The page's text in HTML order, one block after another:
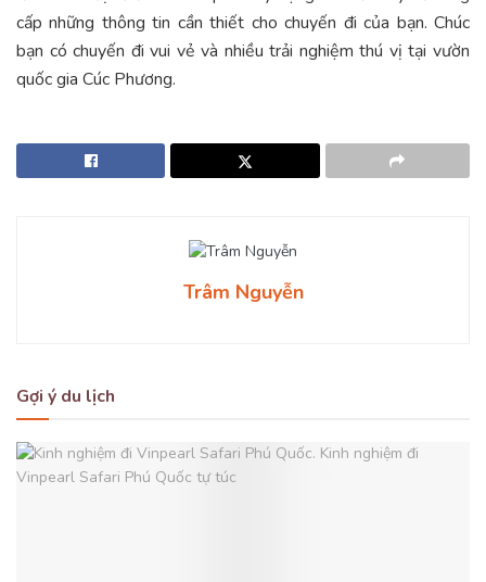
cấp những thông tin cần thiết cho chuyến đi của bạn. Chúc
bạn có chuyến đi vui vẻ và nhiều trải nghiệm thú vị tại vườn
quốc gia Cúc Phương.
Trâm Nguyễn
Gợi ý du lịch